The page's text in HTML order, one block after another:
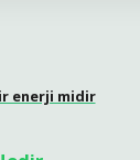
enerji midir